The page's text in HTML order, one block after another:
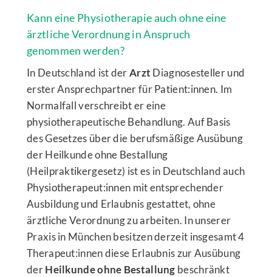
Kann eine Physiotherapie auch ohne eine
ärztliche Verordnung in Anspruch
genommen werden?
In Deutschland ist derArzt Diagnosesteller und
erster Ansprechpartner für Patient:innen. Im
Normalfall verschreibt er eine
physiotherapeutische Behandlung. Auf Basis
des Gesetzes über die berufsmäßige Ausübung
der Heilkunde ohne Bestallung
(Heilpraktikergesetz) ist es in Deutschland auch
Physiotherapeut:innen mit entsprechender
Ausbildung und Erlaubnis gestattet, ohne
ärztliche Verordnung zu arbeiten. In unserer
Praxis in München besitzen derzeit insgesamt 4
Therapeut:innen diese Erlaubnis zur Ausübung
derHeilkunde ohne Bestallung beschränkt